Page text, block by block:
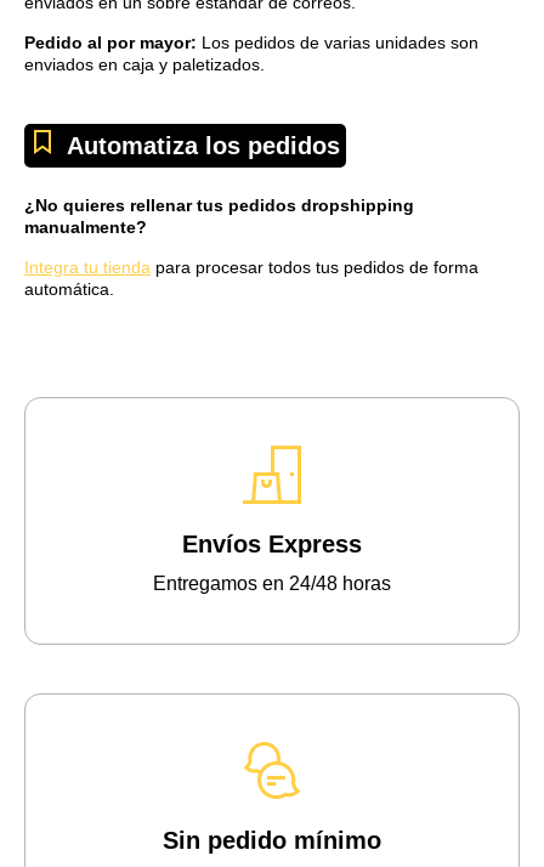
Pedido al por mayor: Los pedidos de varias unidades son
enviados en caja y paletizados.
Automatiza los pedidos
¿No quieres rellenar tus pedidos dropshipping
manualmente?
Integra tu tienda para procesar todos tus pedidos de forma
automática.
Envíos Express
Entregamos en 24/48 horas
Sin pedido mínimo